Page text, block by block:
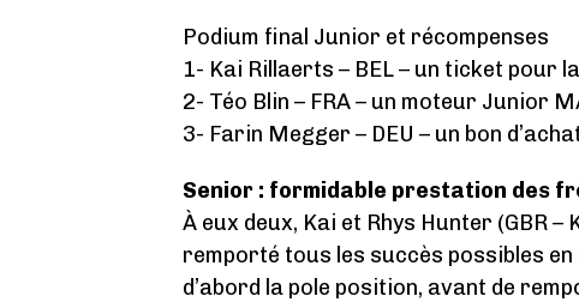
Podium final Junior et récompenses
1- Kai Rillaerts – BEL – un ticket pour
2- Téo Blin – FRA – un moteur Junior
3- Farin Megger – DEU – un bon
Senior : formidable prestation des
À eux deux, Kai et Rhys Hunter (GBR –
remporté tous les succès possibles en
d’abord la pole position, avant de